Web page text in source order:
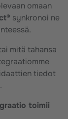
omaan
® synkronoi ne
mitä tahansa
tiedot
toimii